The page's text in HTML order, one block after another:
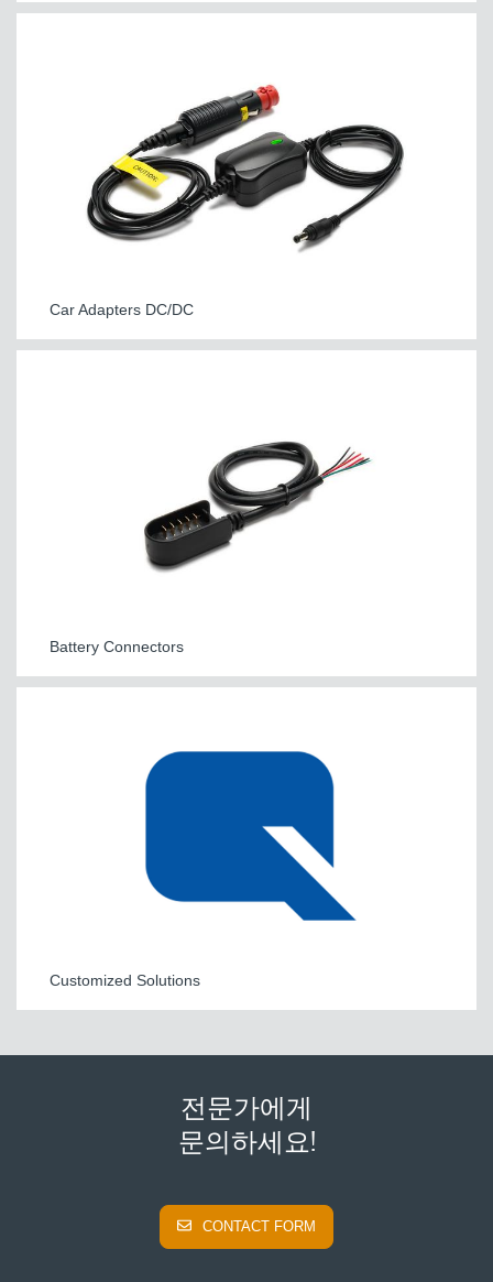
Car Adapters DC/DC
Battery Connectors
Customized Solutions
전문가에게
문의하세요!
CONTACT FORM